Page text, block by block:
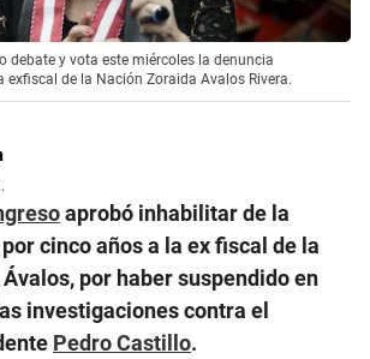
debate y vota este miércoles la denuncia
de la Nación Zoraida Avalos Rivera.
aprobó inhabilitar de la
cinco años a la ex fiscal de la
por haber suspendido en
investigaciones contra el
Pedro Castillo.